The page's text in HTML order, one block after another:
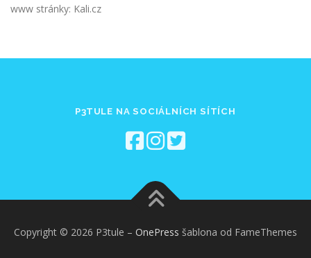
www stránky: Kali.cz
P3TULE NA SOCIÁLNÍCH SÍTÍCH
Copyright © 2026 P3tule – OnePress šablona od FameThemes